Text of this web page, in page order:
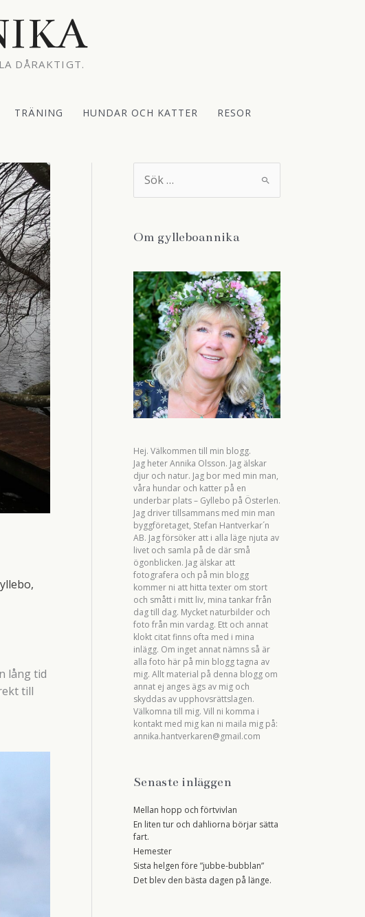
DÅRAKTIGT.
TRÄNING HUNDAR OCH KATTER RESOR
,
lång tid
till
e
Om gylleboannika
Hej. Välkommen till min blogg.
Jag heter Annika Olsson. Jag älskar
djur och natur. Jag bor med min man,
våra hundar och katter på en
underbar plats – Gyllebo på Österlen.
Jag driver tillsammans med min man
byggföretaget, Stefan Hantverkar´n
AB. Jag försöker att i alla läge njuta av
livet och samla på de där små
ögonblicken. Jag älskar att
fotografera och på min blogg
kommer ni att hitta texter om stort
och smått i mitt liv, mina tankar från
dag till dag. Mycket naturbilder och
foto från min vardag. Ett och annat
klokt citat finns ofta med i mina
inlägg. Om inget annat nämns så är
alla foto här på min blogg tagna av
mig. Allt material på denna blogg om
annat ej anges ägs av mig och
skyddas av upphovsrättslagen.
Välkomna till mig. Vill ni komma i
kontakt med mig kan ni maila mig på:
annika.hantverkaren@gmail.com
Senaste inläggen
Mellan hopp och förtvivlan
En liten tur och dahliorna börjar sätta
fart.
Hemester
Sista helgen före ”jubbe-bubblan”
Det blev den bästa dagen på länge.